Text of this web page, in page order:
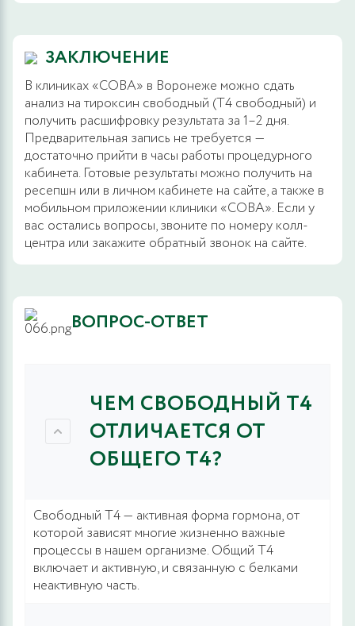
ЗАКЛЮЧЕНИЕ
В клиниках «СОВА» в Воронеже можно сдать
анализ на тироксин свободный (Т4 свободный) и
получить расшифровку результата за 1–2 дня.
Предварительная запись не требуется ―
достаточно прийти в часы работы процедурного
кабинета. Готовые результаты можно получить на
ресепшн или в личном кабинете на сайте, а также в
мобильном приложении клиники «СОВА». Если у
вас остались вопросы, звоните по номеру колл-
центра или закажите обратный звонок на сайте.
ВОПРОС-ОТВЕТ
ЧЕМ СВОБОДНЫЙ Т4
ОТЛИЧАЕТСЯ ОТ
ОБЩЕГО Т4?
Свободный Т4 — активная форма гормона, от
которой зависят многие жизненно важные
процессы в нашем организме. Общий Т4
включает и активную, и связанную с белками
неактивную часть.